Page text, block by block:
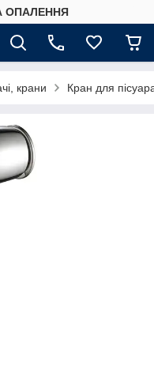
ОПАЛЕННЯ
крани Кран для